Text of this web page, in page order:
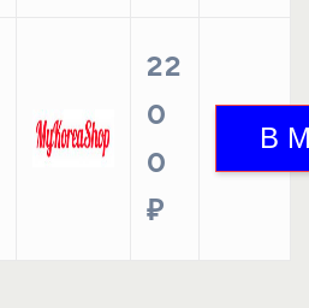
22
0
0
₽